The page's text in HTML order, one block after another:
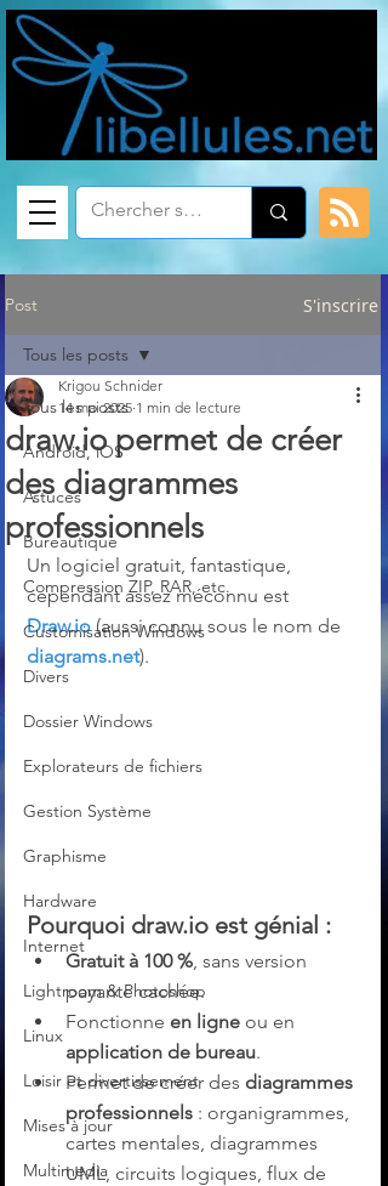
Post S'inscrire
Tous les posts
Android, iOS
Astuces
Bureautique
Compression ZIP, RAR, etc.
Customisation Windows
Divers
Dossier Windows
Explorateurs de fichiers
Gestion Système
Graphisme
Hardware
Internet
Lightroom & Photoshop
Linux
Loisir et divertissement
Mises à jour
Multimedia
Tous les posts
draw.io permet de créer
des diagrammes
professionnels
Krigou Schnider
14 mai 2025 1 min de lecture
Un logiciel gratuit, fantastique,
cependant assez méconnu est
Draw.io (aussi connu sous le nom de
diagrams.net).
Pourquoi draw.io est génial :
Gratuit à 100 % , sans version
payante cachée.
Fonctionne en ligne ou en
application de bureau.
Permet de créer des diagrammes
professionnels : organigrammes,
cartes mentales, diagrammes
UML, circuits logiques, flux de